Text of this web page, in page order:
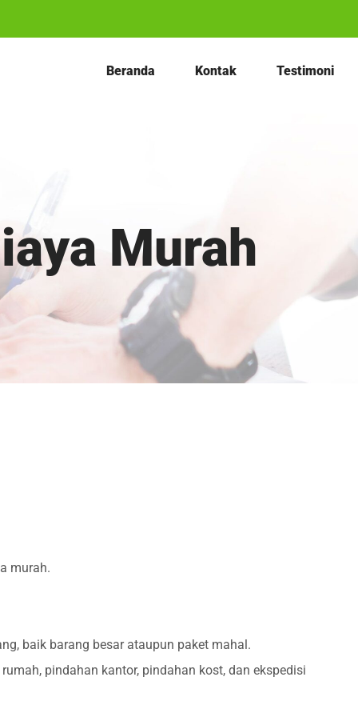
Beranda Kontak Testimoni
Murah
murah.
baik barang besar ataupun paket mahal.
pindahan kantor, pindahan kost, dan ekspedisi